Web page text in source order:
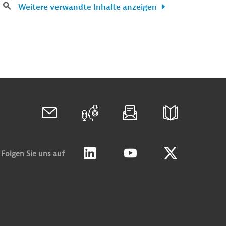
Weitere verwandte Inhalte anzeigen
Folgen Sie uns auf